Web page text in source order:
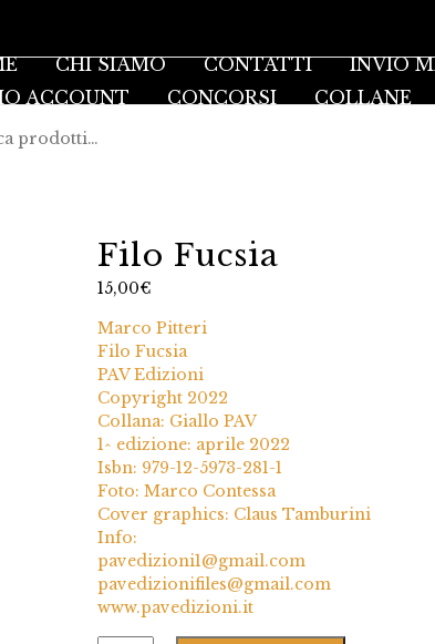
CHI SIAMO CONTATTI INVIO
ACCOUNT
CONCORSI COLLANE
Filo Fucsia
15,00€
Marco Pitteri
Filo Fucsia
PAV Edizioni
Copyright 2022
Collana: Giallo PAV
1^ edizione: aprile 2022
Isbn: 979-12-5973-281-1
Foto: Marco Contessa
Cover graphics: Claus Tamburini
Info:
pavedizioni1@gmail.com
pavedizionifiles@gmail.com
www.pavedizioni.it